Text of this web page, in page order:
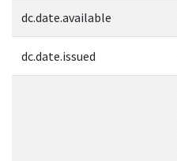
dc.date.available
dc.date.issued